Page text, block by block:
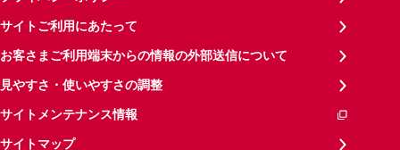
サイトご利用にあたって
お客さまご利用端末からの情報の外部送信について
見やすさ・使いやすさの調整
サイトメンテナンス情報
サイトマップ